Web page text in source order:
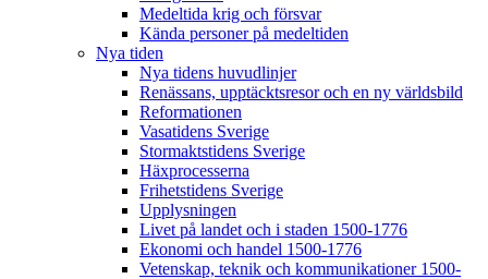
Medeltida krig och försvar
Kända personer på medeltiden
Nya tiden
Nya tidens huvudlinjer
Renässans, upptäcktsresor och en ny världsbild
Reformationen
Vasatidens Sverige
Stormaktstidens Sverige
Häxprocesserna
Frihetstidens Sverige
Upplysningen
Livet på landet och i staden 1500-1776
Ekonomi och handel 1500-1776
Vetenskap, teknik och kommunikationer 1500-